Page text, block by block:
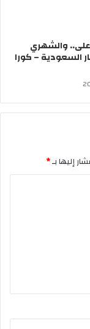
والشهري
السعودية – كورا
إليها بـ*